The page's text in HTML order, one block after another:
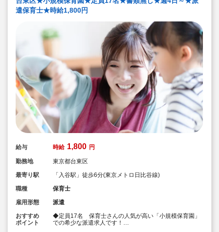
遣保育士★時給1,800円
給与 時給 1,800 円
勤務地
東京都台東区
最寄り駅
「入谷駅」徒歩6分(東京メトロ日比谷線)
職種
保育士
雇用形態
派遣
おすすめ
ポイント
◆定員17名 保育士さんの人気が高い「小規模保育園」
での希少な派遣求人です！